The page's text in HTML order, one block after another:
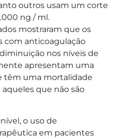
outros usam um corte
ng / ml.
mostraram que os
com anticoagulação
nos níveis de
apresentam uma
têm uma mortalidade
que não são
o uso de
em pacientes